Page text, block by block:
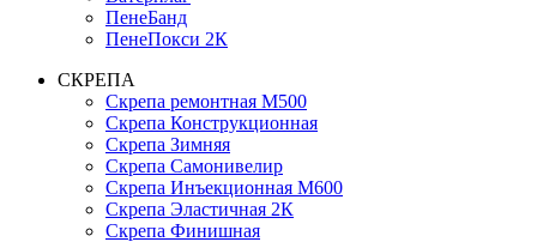
ПенеБанд
ПенеПокси 2К
СКРЕПА
Скрепа ремонтная М500
Скрепа Конструкционная
Скрепа Зимняя
Скрепа Самонивелир
Скрепа Инъекционная М600
Скрепа Эластичная 2К
Скрепа Финишная